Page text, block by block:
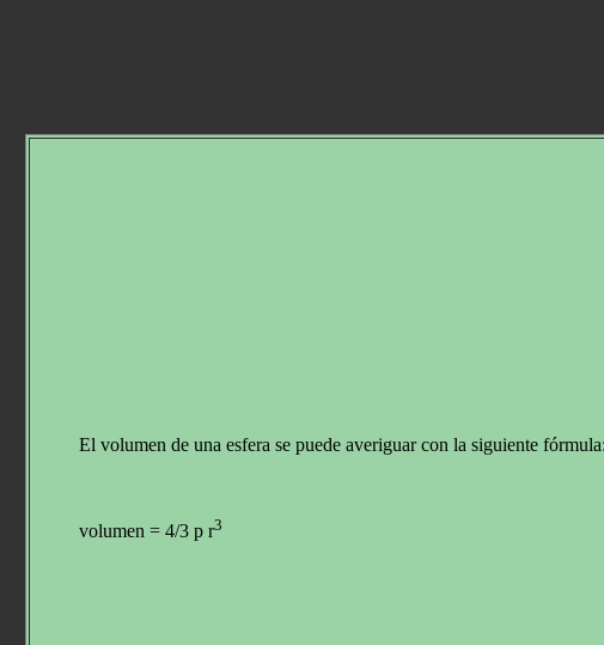
El volumen de una esfera se puede averiguar con la siguiente fórmula:
volumen = 4/3 p r3